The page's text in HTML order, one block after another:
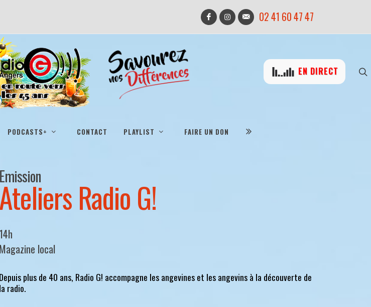
02 41 60 47 47
EN DIRECT
PODCASTS+ CONTACT PLAYLIST FAIRE UN DON
Emission
Ateliers Radio G!
14h
Magazine local
Depuis plus de 40 ans, Radio G! accompagne les angevines et les angevins à la découverte de
la radio.